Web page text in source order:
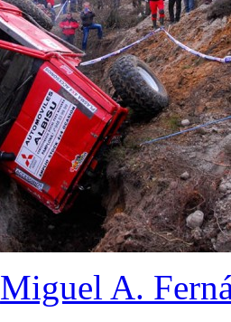
Miguel A.